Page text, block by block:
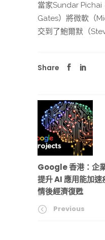
當家Sundar Pichai
Gates）將微軟（
交到了鮑爾默（
Share
Google 香港：企
提升 AI 應用能加速
情後經濟復甦
Previous